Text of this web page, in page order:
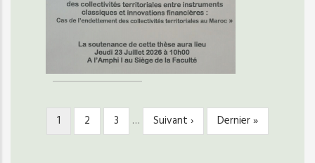
PAGINATION
Page
courante
1 Page
2 Page
3 …
Page
suivante
Suivant ›
Dernière
page
Dernier »